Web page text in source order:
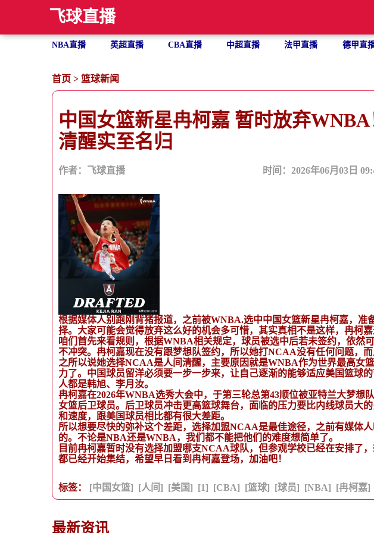
飞球直播
NBA直播 英超直播 CBA直播 中超直播 法甲直播 德甲直
首页 > 篮球新闻
中国女篮新星冉柯嘉 暂时放弃
清醒实至名归
作者：飞球直播 时间：2026年06月03日
根据媒体人别跑刚背猪报道，之前被WNBA.选中中国女篮新星冉柯嘉，
择。大家可能会觉得放弃这么好的机会多可惜，其实真相不是这样，冉柯嘉
咱们首先来看规则，根据WNBA相关规定，球员被选中后若未签约，依然
不冲突。冉柯嘉现在没有跟梦想队签约，所以她打NCAA没有任何问题，
之所以说她选择NCAA是人间清醒，主要原因就是WNBA作为世界最高女
力了。中国球员留洋必须要一步一步来，让自己逐渐的能够适应美国篮球
人都是韩旭、李月汝。
冉柯嘉在2026年WNBA选秀大会中，于第三轮总第43顺位被亚特兰大梦想
女篮后卫球员。后卫球员冲击更高篮球舞台，面临的压力要比内线球员大
和速度，跟美国球员相比都有很大差距。
所以想要尽快的弥补这个差距，选择加盟NCAA是最佳途径，之前有媒体
的。不论是NBA还是WNBA，我们都不能把他们的难度想简单了。
目前冉柯嘉暂时没有选择加盟哪支NCAA球队，但参观学校已经在安排了
都已经开始集结，希望早日看到冉柯嘉登场，加油吧！
标签： [中国女篮] [人间] [美国] [1] [CBA] [篮球] [球员] [NBA] [冉柯嘉]
最新资讯